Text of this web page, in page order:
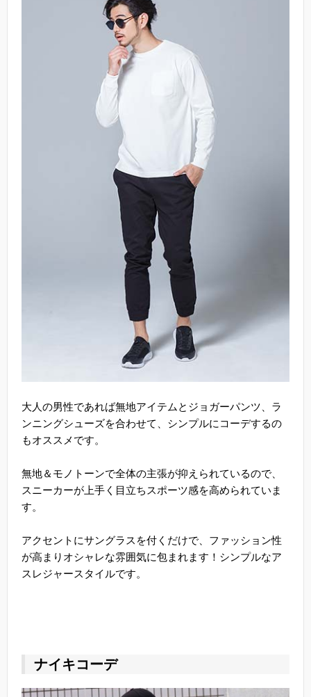
大人の男性であれば無地アイテムとジョガーパンツ、ラ
ンニングシューズを合わせて、シンプルにコーデするの
もオススメです。
無地＆モノトーンで全体の主張が抑えられているので、
スニーカーが上手く目立ちスポーツ感を高められていま
す。
アクセントにサングラスを付くだけで、ファッション性
が高まりオシャレな雰囲気に包まれます！シンプルなア
スレジャースタイルです。
ナイキコーデ